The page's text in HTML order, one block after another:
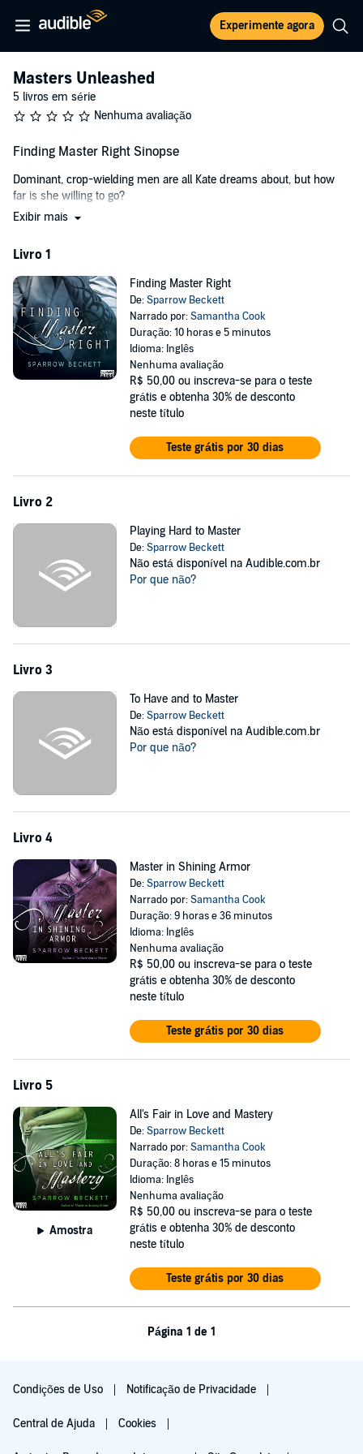
Experimente agora
Masters Unleashed
5 livros em série
Nenhuma avaliação
Finding Master Right Sinopse
Dominant, crop-wielding men are all Kate dreams about, but how
far is she willing to go?
Kate wants a man who will take charge - she just needs to find the
with a guest list loaded with sexy, available men. That's where she
a master looking for a slave. Kate isn't interested in something that
extreme, but when he offers to help her find the perfect dom while
training her to be a flawless submissive, she's glad to have a
matchmaker and protector.
Banner knows they're not compatible, yet something about Kate is
impossible to resist. Once he finds her the right dom, will he be able
Exibir mais
Livro 1
Finding Master Right
De:Sparrow Beckett
Narrado por:Samantha Cook
Duração: 10 horas e 5 minutos
Idioma: Inglês
Nenhuma avaliação
R$ 50,00 ou inscreva-se para o teste
grátis e obtenha 30% de desconto
neste título
Teste grátis por 30 dias
Livro 2
Playing Hard to Master
De:Sparrow Beckett
Não está disponível na Audible.com.br
Por que não?
Livro 3
To Have and to Master
De:Sparrow Beckett
Não está disponível na Audible.com.br
Por que não?
Livro 4
Master in Shining Armor
De:Sparrow Beckett
Narrado por:Samantha Cook
Duração: 9 horas e 36 minutos
Idioma: Inglês
Nenhuma avaliação
R$ 50,00 ou inscreva-se para o teste
grátis e obtenha 30% de desconto
neste título
Teste grátis por 30 dias
Livro 5
Amostra
All's Fair in Love and Mastery
De:Sparrow Beckett
Narrado por:Samantha Cook
Duração: 8 horas e 15 minutos
Idioma: Inglês
Nenhuma avaliação
R$ 50,00 ou inscreva-se para o teste
grátis e obtenha 30% de desconto
neste título
Teste grátis por 30 dias
Página 1 de 1
Condições de Uso Notificação de Privacidade
Central de Ajuda Cookies